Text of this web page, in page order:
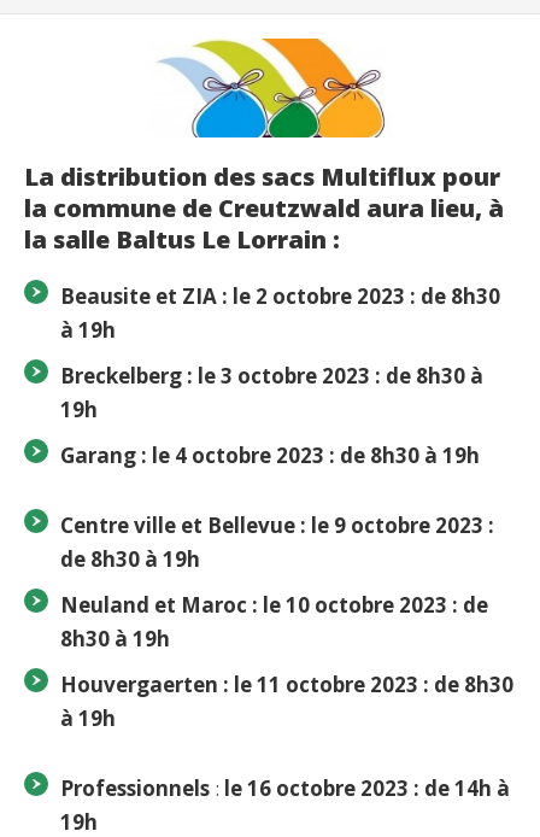
La distribution des sacs Multiflux pour
la commune de Creutzwald aura lieu, à
la salle Baltus Le Lorrain :
Beausite et ZIA : le 2 octobre 2023 : de 8h30
à 19h
Breckelberg : le3 octobre 2023 : de 8h30 à
19h
Garang : le 4 octobre 2023 : de 8h30 à 19h
Centre ville et Bellevue : le 9 octobre 2023 :
de 8h30 à 19h
Neuland et Maroc : le10 octobre 2023 : de
8h30 à 19h
Houvergaerten : le11 octobre 2023 : de 8h30
à 19h
Professionnels : le 16 octobre 2023 : de 14h à
19h